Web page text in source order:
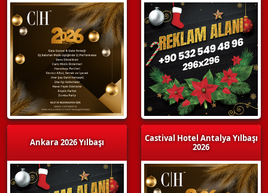
Ankara 2026 Yılbaşı
Castival Hotel Antalya Yılbaşı
2026